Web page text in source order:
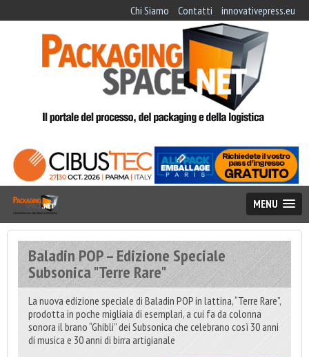
Chi Siamo Contatti innovativepress.eu
MENU
Baladin POP – Edizione Speciale
Subsonica "Terre Rare"
La nuova edizione speciale di Baladin POP in lattina, “Terre Rare”,
prodotta in poche migliaia di esemplari, a cui fa da colonna
sonora il brano “Ghibli” dei Subsonica che celebrano così 30 anni
di musica e 30 anni di birra artigianale